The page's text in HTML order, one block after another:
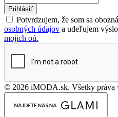
Prihlásiť
Potvrdzujem, že som sa
osobných údajov a udeľujem
mojich oú.
© 2026 iMODA.sk. Všetky práva